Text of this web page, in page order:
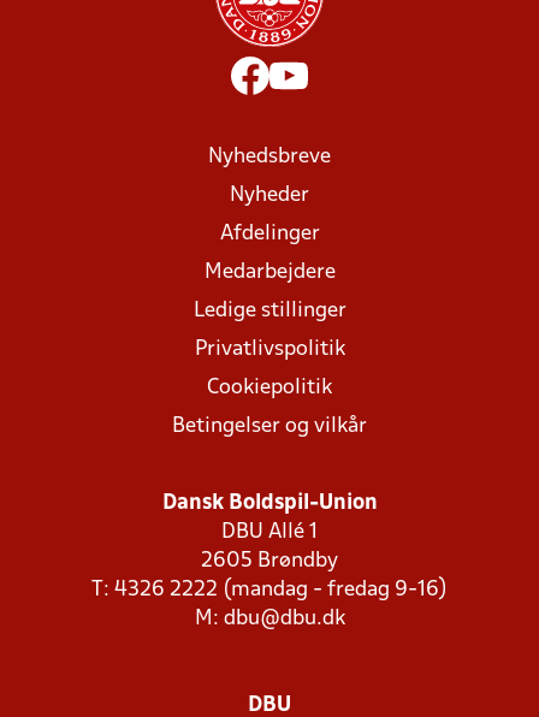
Nyhedsbreve
Nyheder
Afdelinger
Medarbejdere
Ledige stillinger
Privatlivspolitik
Cookiepolitik
Betingelser og vilkår
Dansk Boldspil-Union
DBU Allé 1
2605 Brøndby
T: 4326 2222 (mandag - fredag 9-16)
M: dbu@dbu.dk
DBU